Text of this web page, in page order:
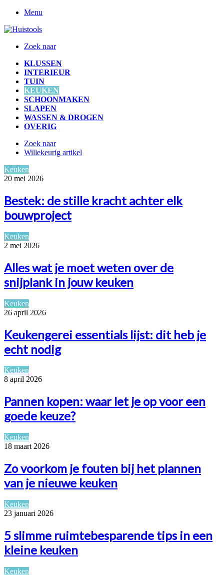
Menu
Zoek naar
KLUSSEN
INTERIEUR
TUIN
KEUKEN
SCHOONMAKEN
SLAPEN
WASSEN & DROGEN
OVERIG
Zoek naar
Willekeurig artikel
Keuken
20 mei 2026
Bestek: de stille kracht achter elk
bouwproject
Keuken
2 mei 2026
Alles wat je moet weten over de
snijplank in jouw keuken
Keuken
26 april 2026
Keukengerei essentials lijst: dit heb je
echt nodig
Keuken
8 april 2026
Pannen kopen: waar let je op voor een
goede keuze?
Keuken
18 maart 2026
Zo voorkom je fouten bij het plannen
van je nieuwe keuken
Keuken
23 januari 2026
5 slimme ruimtebesparende tips in een
kleine keuken
Keuken